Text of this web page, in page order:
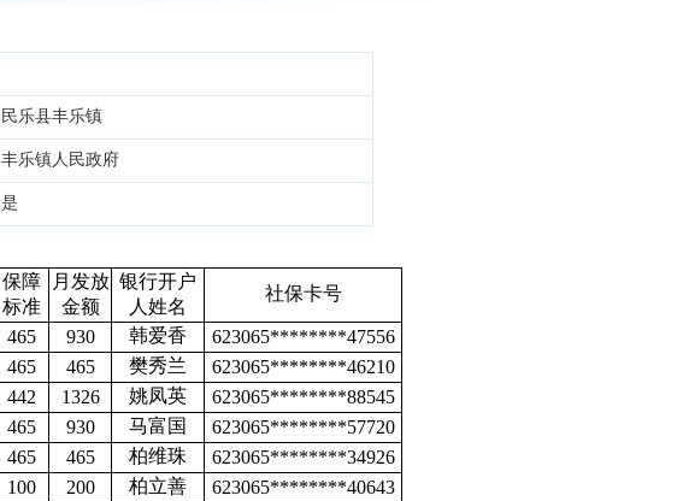
民乐县丰乐镇
丰乐镇人民政府
是
保障
标准
月发放
金额
银行开户
人姓名
社保卡号
465 930 韩爱香
623065********47556
465 465 樊秀兰
623065********46210
442 1326 姚凤英
623065********88545
465 930 马富国
623065********57720
465 465 柏维珠
623065********34926
100 200 柏立善
623065********40643